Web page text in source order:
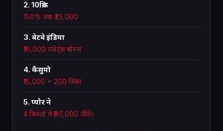
2. 10क्रिक
150% तक ₹25,000
3. बेटवे इंडिया
₹16,000 स्पोर्ट्स बोनस
4. कैसुमो
₹15,000 + 200 स्पिन
5. प्योर ने
4 किस्तों में ₹90,000 जीते।